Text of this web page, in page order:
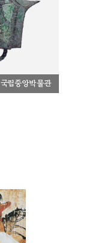
국립중앙박물관